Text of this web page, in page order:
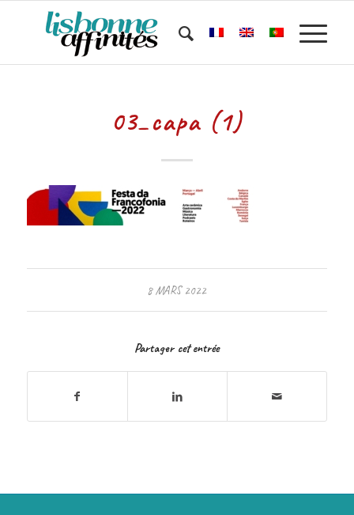
03_capa (1)
8 MARS 2022
Partager cet entrée